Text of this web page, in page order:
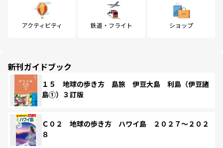
アクティビティ 鉄道・フライト ショップ
新刊ガイドブック
１５ 地球の歩き方 島旅 伊豆大島 利島（伊豆諸
島①）３訂版
Ｃ０２ 地球の歩き方 ハワイ島 ２０２７～２０２
８